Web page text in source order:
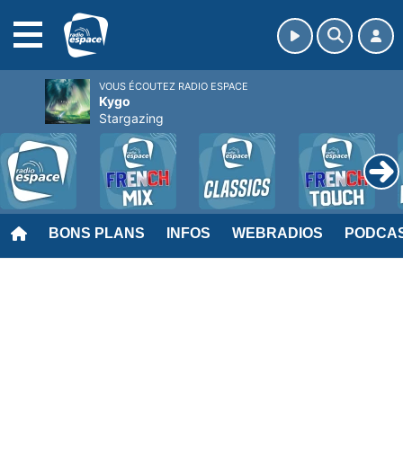
BONS PLANS INFOS WEBRADIOS
VOUS ÉCOUTEZ RADIO ESPACE
Kygo
Stargazing